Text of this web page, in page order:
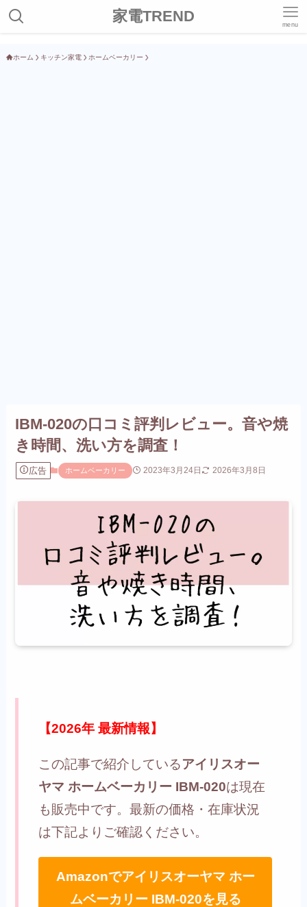
家電TREND menu
ホーム キッチン家電 ホームベーカリー
IBM-020の口コミ評判レビュー。音や焼
き時間、洗い方を調査！
広告 ホームベーカリー 2023年3月24日 2026年3月8日
【2026年 最新情報】
この記事で紹介しているアイリスオー
ヤマ ホームベーカリー IBM-020は現在
も販売中です。最新の価格・在庫状況
は下記よりご確認ください。
Amazonでアイリスオーヤマ ホー
ムベーカリー IBM-020を見る